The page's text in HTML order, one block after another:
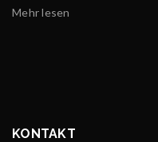
Mehr lesen
KONTAKT